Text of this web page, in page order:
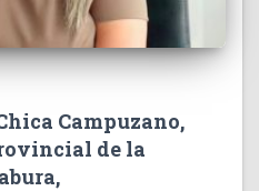
Campuzano,
de la